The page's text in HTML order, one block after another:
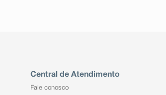
Central de Atendimento
Fale conosco